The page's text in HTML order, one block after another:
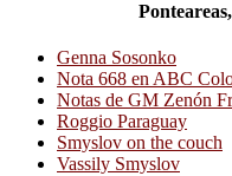
Genna Sosonko
Nota 668 en ABC
Notas de GM Zenón
Roggio Paraguay
Smyslov on the couch
Vassily Smyslov